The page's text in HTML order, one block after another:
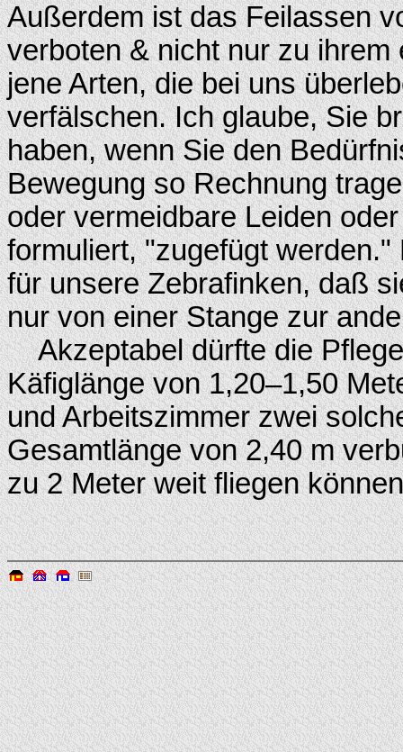
Außerdem ist das Feilassen
verboten & nicht nur zu
jene Arten, die bei uns
verfälschen. Ich glaube, Sie
haben, wenn Sie den
Bewegung so Rechnung
oder vermeidbare Leiden
formuliert, "zugefügt
für unsere Zebrafinken, daß
nur von einer Stange zur
Akzeptabel dürfte die
Käfiglänge von 1,20–1,50
und Arbeitszimmer zwei
Gesamtlänge von 2,40 m
zu 2 Meter weit fliegen